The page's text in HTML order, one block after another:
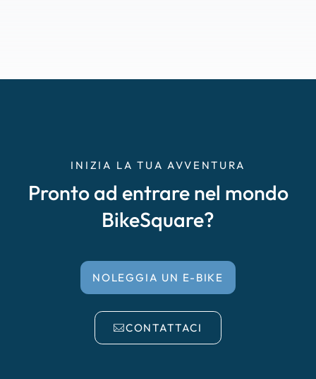
INIZIA LA TUA AVVENTURA
Pronto ad entrare nel mondo
BikeSquare?
NOLEGGIA UN E-BIKE
CONTATTACI